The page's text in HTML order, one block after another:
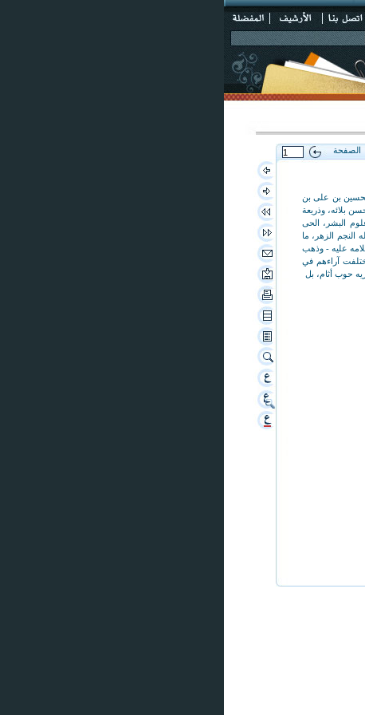
الصفحة
بن على بن
بلائه، وذريعة
على علوم البشر، الحى
من آله النجم الزهر، ما
عليه - وذهب
آراءهم في
حوب أثام، بل